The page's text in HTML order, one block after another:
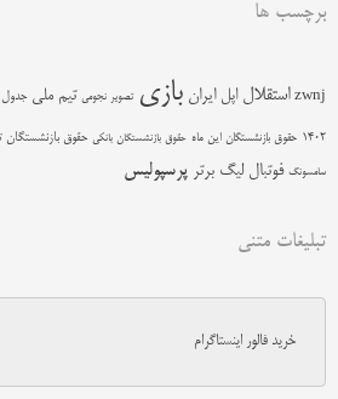
برچسب ها
zwnj استقلال اپل ایران بازی تصویر نجومی تیم ملی جدول
1402 حقوق بازنشستگان این ماه حقوق بازنشستگان بانکی حقوق بازنشستگان
سامسونگ فوتبال لیگ برتر پرسپولیس
تبلیغات متنی
خرید فالور اینستاگرام